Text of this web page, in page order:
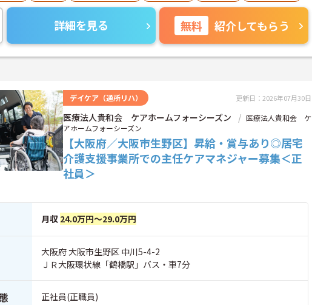
詳細を見る 無料 紹介してもらう
デイケア（通所リハ） 更新日：2026年07月30日
医療法人貴和会 ケアホームフォーシーズン
医療法人貴和会 ケ
アホームフォーシーズン
【大阪府／大阪市生野区】昇給・賞与あり◎居宅
介護支援事業所での主任ケアマネジャー募集＜正
社員＞
月収 24.0万円～29.0万円
大阪府 大阪市生野区 中川5-4-2
ＪＲ大阪環状線「鶴橋駅」バス・車7分
正社員(正職員)